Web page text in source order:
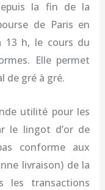
la fin de la
de Paris en
13 h, le cours du
Elle permet
de gré à gré.
utilité pour les
le lingot d’or de
conforme aux
livraison) de la
les transactions